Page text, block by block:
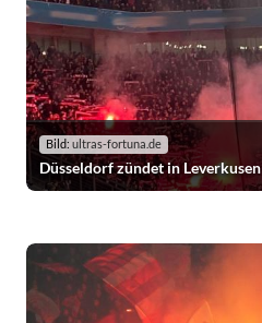
Bild: ultras-fortuna.de
Düsseldorf zündet in Leverkusen